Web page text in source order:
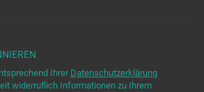
Ihrer Datenschutzerklärung
widerruflich Informationen zu Ihrem